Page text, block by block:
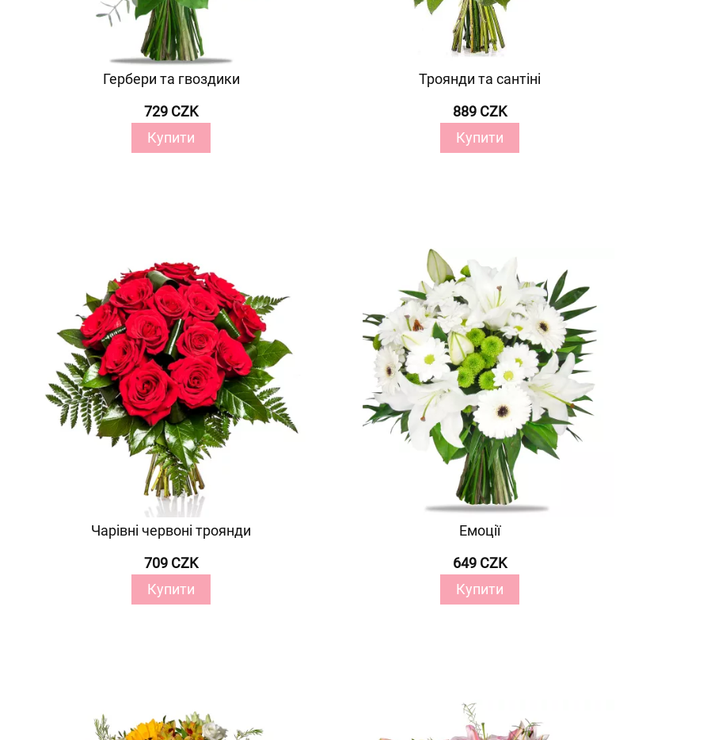
Гербери та гвоздики
729 CZK
Купити
Троянди та сантіні
889 CZK
Купити
Чарівні червоні троянди
709 CZK
Купити
Емоції
649 CZK
Купити